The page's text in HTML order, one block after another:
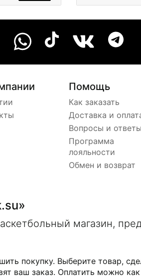
Помощь
Как заказать
Доставка и
Вопросы и ответы
Программа
лояльности
Обмен и возврат
магазин,
покупку. Выберите товар,
ваш заказ. Оплатить можно